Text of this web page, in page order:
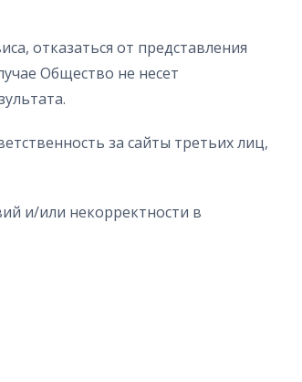
отказаться от представления
Общество не несет
за сайты третьих лиц,
и/или некорректности в